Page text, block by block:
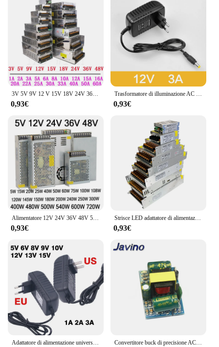
0,93€ 0,93€
Alimentatore 12V 24V 36V 48V 5V DC SMPS 1A 2A 3A 5A 10A 110V AC 220V a 12Volt 48V 36V 10W 200W 300W 400W 500 alimentatore W 600W
0,93€
Strisce LED adattatore di alimentazione AC-DC 100-240V a 5V 12V 24V 36V 1A 2A 3A 5A 10A 20A 30A trasformatore alimentatore Switching SMPS
0,93€
Adattatore di alimentazione universale AC 220V a DC 5V 9V 12V 6V 8V 13V 15V 1A 2A 3A Adattatore di alimentazione 5 6 8 9 12 13 15 V Volt 12V Spina UE Convertitore buck di precisione AC-DC 5V 700mA 3,5W AC 220v a 5v DC step down Modulo di alimentazione trasformatore 12V 400MA 3,3V 700MA